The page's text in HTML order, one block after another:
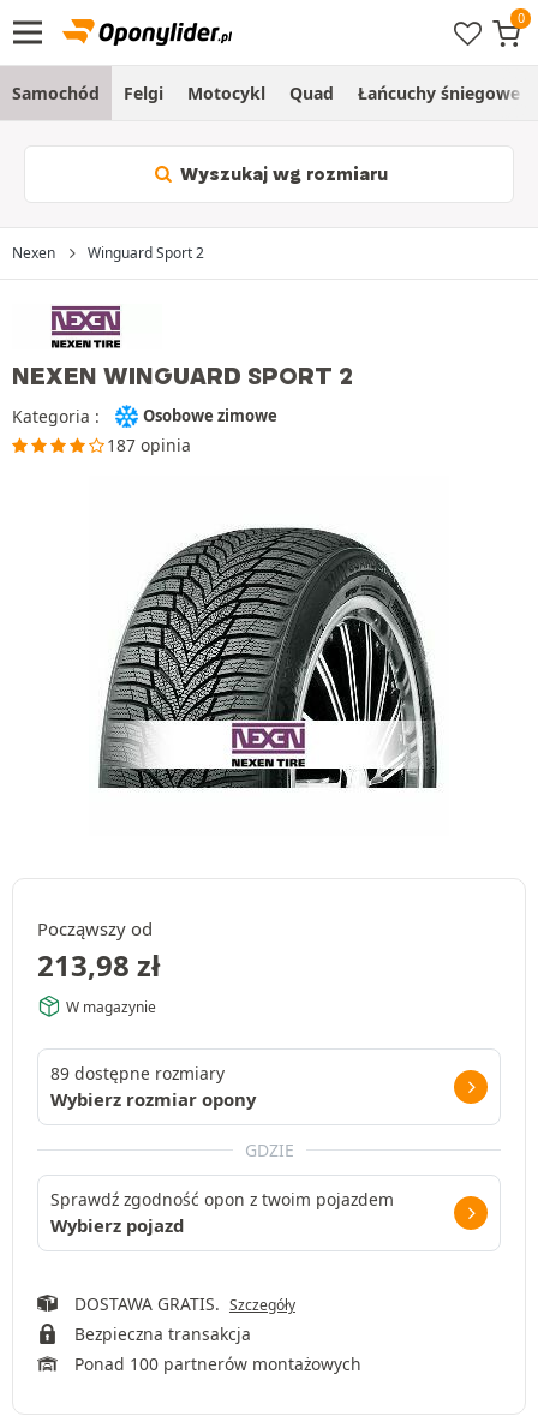
Samochód Felgi Motocykl Quad Łańcuchy śniegowe
Wyszukaj wg rozmiaru
Nexen Winguard Sport 2
NEXEN WINGUARD SPORT 2
Kategoria : Osobowe zimowe
187 opinia
Począwszy od
213,98 zł
W magazynie
89 dostępne rozmiary
Wybierz rozmiar opony
GDZIE
Sprawdź zgodność opon z twoim pojazdem
Wybierz pojazd
DOSTAWA GRATIS. Szczegóły
Bezpieczna transakcja
Ponad 100 partnerów montażowych